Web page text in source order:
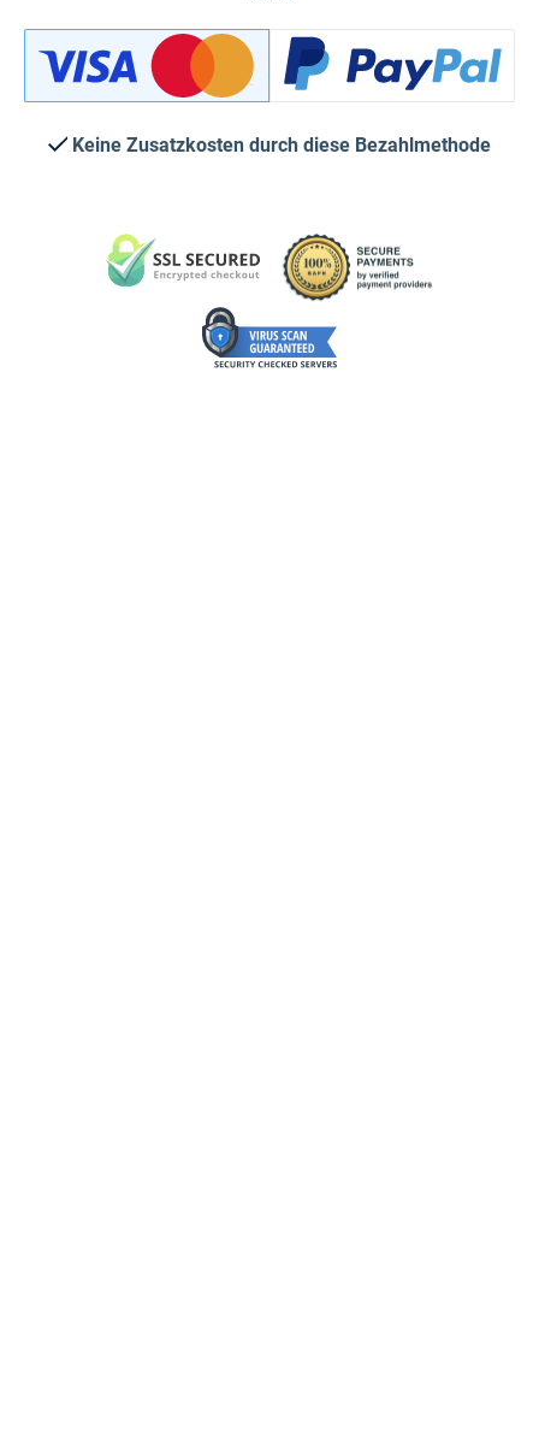
Keine Zusatzkosten durch diese Bezahlmethode